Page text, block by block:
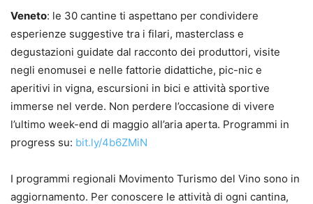
Veneto: le 30 cantine ti aspettano per condividere
esperienze suggestive tra i filari, masterclass e
degustazioni guidate dal racconto dei produttori, visite
negli enomusei e nelle fattorie didattiche, pic-nic e
aperitivi in vigna, escursioni in bici e attività sportive
immerse nel verde. Non perdere l’occasione di vivere
l’ultimo week-end di maggio all’aria aperta. Programmi in
progress su: bit.ly/4b6ZMiN
I programmi regionali Movimento Turismo del Vino sono in
aggiornamento. Per conoscere le attività di ogni cantina,